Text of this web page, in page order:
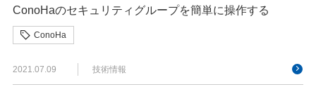
ConoHaのセキュリティグループを簡単に操作する
ConoHa
2021.07.09 技術情報